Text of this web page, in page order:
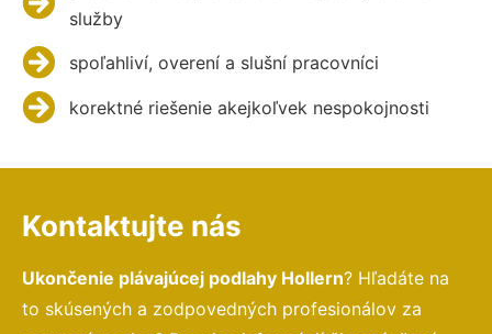
služby
spoľahliví, overení a slušní pracovníci
korektné riešenie akejkoľvek nespokojnosti
Kontaktujte nás
Ukončenie plávajúcej podlahy Hollern? Hľadáte na
to skúsených a zodpovedných profesionálov za